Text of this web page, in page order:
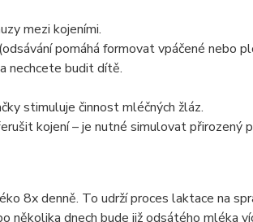
mezi kojeními.
pomáhá formovat vpáčené nebo
nechcete budit dítě.
stimuluje činnost mléčných žláz.
kojení – je nutné simulovat přirozený
8x denně. To udrží proces laktace na
dnech bude již odsátého mléka